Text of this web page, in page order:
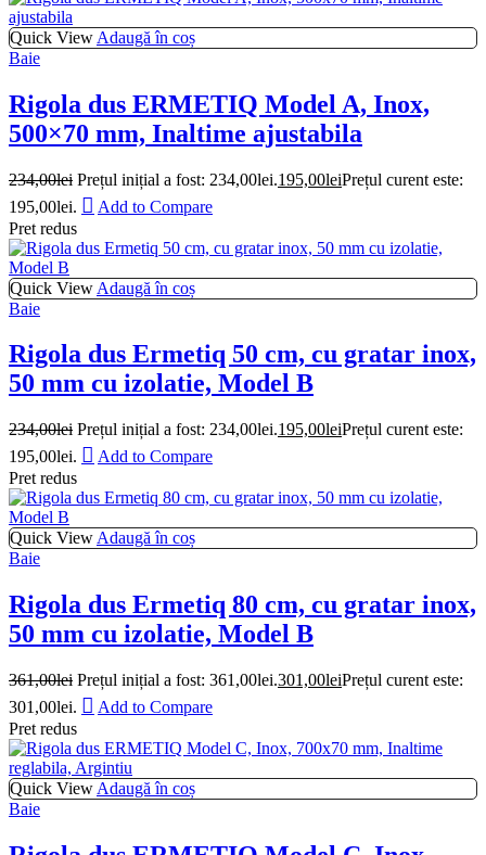
Quick View Adaugă în coș
Baie
Rigola dus ERMETIQ Model A, Inox,
500×70 mm, Inaltime ajustabila
234,00lei Prețul inițial a fost: 234,00lei.195,00leiPrețul curent este:
195,00lei.
Add to Compare
Pret redus
Quick View Adaugă în coș
Baie
Rigola dus Ermetiq 50 cm, cu gratar inox,
50 mm cu izolatie, Model B
234,00lei Prețul inițial a fost: 234,00lei.195,00leiPrețul curent este:
195,00lei.
Add to Compare
Pret redus
Quick View Adaugă în coș
Baie
Rigola dus Ermetiq 80 cm, cu gratar inox,
50 mm cu izolatie, Model B
361,00lei Prețul inițial a fost: 361,00lei.301,00leiPrețul curent este:
301,00lei.
Add to Compare
Pret redus
Quick View Adaugă în coș
Baie